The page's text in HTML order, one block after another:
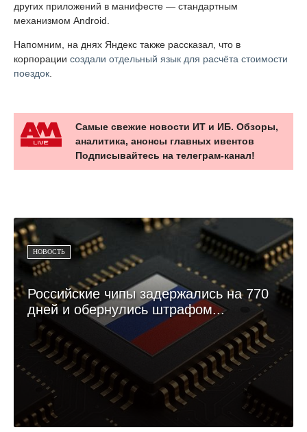
других приложений в манифесте — стандартным
механизмом Android.
Напомним, на днях Яндекс также рассказал, что в
корпорации создали отдельный язык для расчёта стоимости
поездок.
Самые свежие новости ИТ и ИБ. Обзоры,
аналитика, анонсы главных ивентов
Подписывайтесь на телеграм-канал!
НОВОСТЬ
Российские чипы задержались на 770
дней и обернулись штрафом...